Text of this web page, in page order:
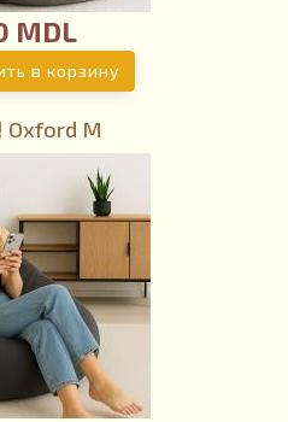
MDL
в корзину
Oxford M